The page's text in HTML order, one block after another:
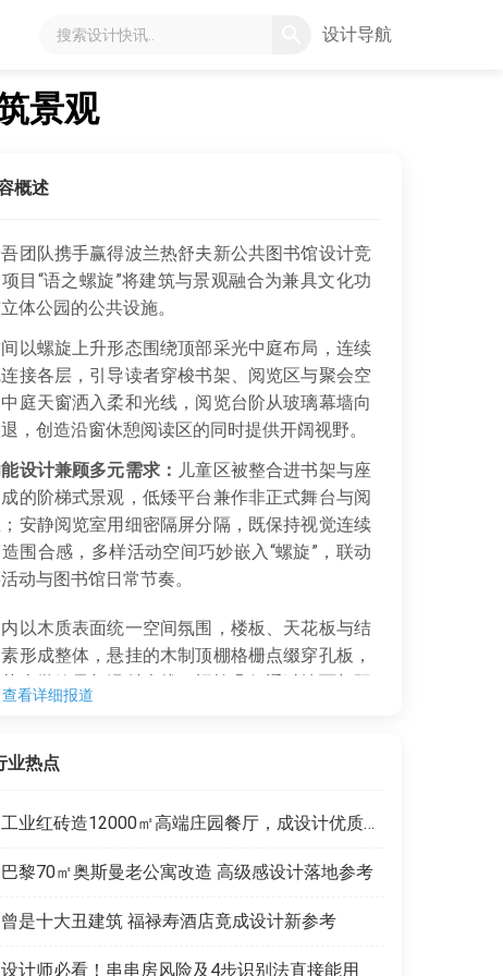
设计导航
景观
概述
团队携手赢得波兰热舒夫新公共图书馆设计竞
目“语之螺旋”将建筑与景观融合为兼具文化功
体公园的公共设施。
以螺旋上升形态围绕顶部采光中庭布局，连续
接各层，引导读者穿梭书架、阅览区与聚会空
庭天窗洒入柔和光线，阅览台阶从玻璃幕墙向
，创造沿窗休憩阅读区的同时提供开阔视野。
设计兼顾多元需求： 儿童区被整合进书架与座
的阶梯式景观，低矮平台兼作非正式舞台与阅
安静阅览室用细密隔屏分隔，既保持视觉连续
围合感，多样活动空间巧妙嵌入“螺旋”，联动
动与图书馆日常节奏。
以木质表面统一空间氛围，楼板、天花板与结
形成整体，悬挂的木制顶棚格栅点缀穿孔板，
节声学效果与漫射光线，螺旋几何通过墙面与阳
缘的微妙变化清晰呈现，材料克制却让结构与日
观与建筑深度联动：
延续“向上生长”理念，分层露台从有顶阅读花
放观景平台，随攀登逐步变化氛围，地面与屋
共同构建自然与文化相遇的公共领域。
查看详细报道
业热点
工业红砖造12000㎡高端庄园餐厅，成设计优质范本
巴黎70㎡奥斯曼老公寓改造 高级感设计落地参考
曾是十大丑建筑 福禄寿酒店竟成设计新参考
设计师必看！串串房风险及4步识别法直接能用